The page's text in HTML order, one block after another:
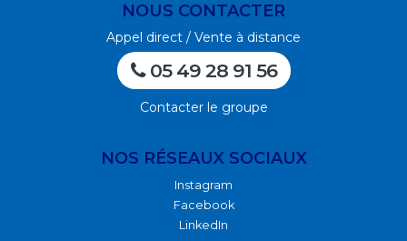
NOUS CONTACTER
Appel direct / Vente à distance
05 49 28 91 56
Contacter le groupe
NOS RÉSEAUX SOCIAUX
Instagram
Facebook
LinkedIn